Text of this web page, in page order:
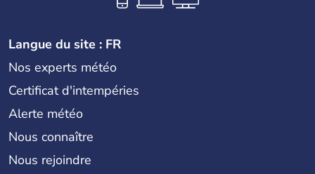
Langue du site : FR
Nos experts météo
Certificat d'intempéries
Alerte météo
Nous connaître
Nous rejoindre